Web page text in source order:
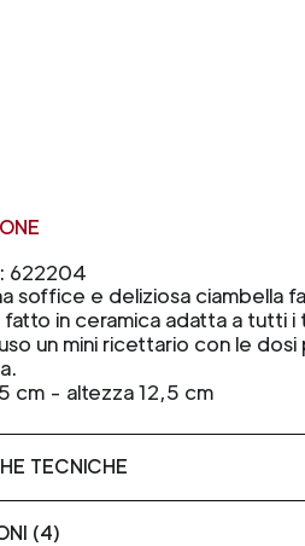
622204
soffice e deliziosa ciambella
in ceramica adatta a tutti i
un mini ricettario con le dosi
cm - altezza 12,5 cm
TECNICHE
(4)